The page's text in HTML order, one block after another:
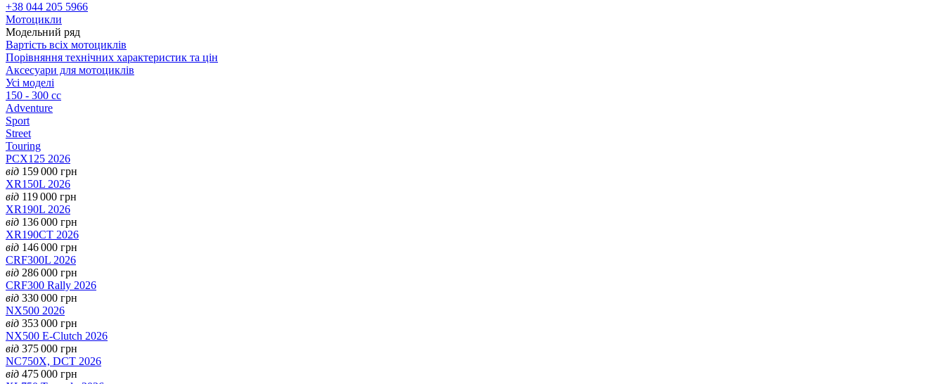
+38 044 205 5966
Мотоцикли
Модельний ряд
Вартість всіх мотоциклів
Порівняння технічних характеристик та цін
Аксесуари для мотоциклів
Усі моделі
150 - 300 cc
Adventure
Sport
Street
Touring
PCX125 2026
від 159 000 грн
XR150L 2026
від 119 000 грн
XR190L 2026
від 136 000 грн
XR190CT 2026
від 146 000 грн
CRF300L 2026
від 286 000 грн
CRF300 Rally 2026
від 330 000 грн
NX500 2026
від 353 000 грн
NX500 E-Clutch 2026
від 375 000 грн
NC750X, DCT 2026
від 475 000 грн